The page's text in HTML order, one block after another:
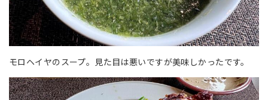
モロヘイヤのスープ。見た目は悪いですが美味しかったです。